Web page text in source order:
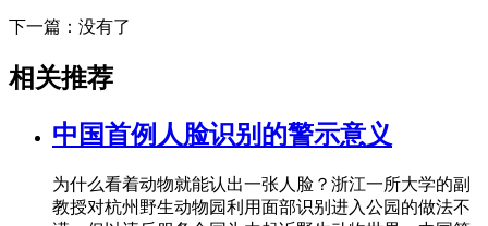
下一篇：没有了
相关推荐
中国首例人脸识别的警示意义
为什么看着动物就能认出一张人脸？浙江一所大学的副
教授对杭州野生动物园利用面部识别进入公园的做法不